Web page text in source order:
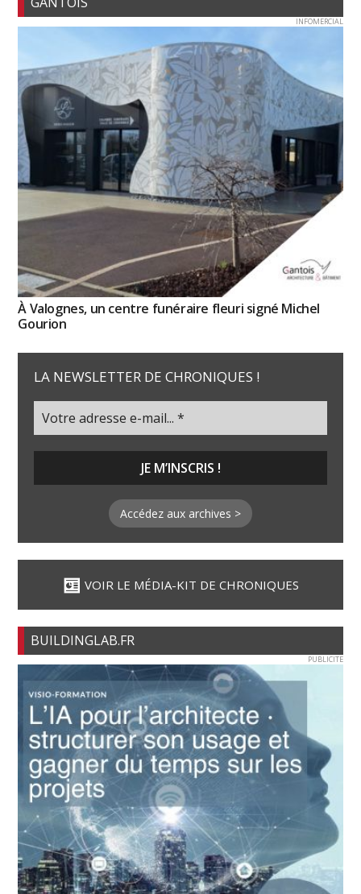
INFOMERCIAL
À Valognes, un centre funéraire fleuri signé Michel
Gourion
LA NEWSLETTER DE CHRONIQUES !
Accédez aux archives >
VOIR LE MÉDIA-KIT DE CHRONIQUES
BUILDINGLAB.FR
PUBLICITE